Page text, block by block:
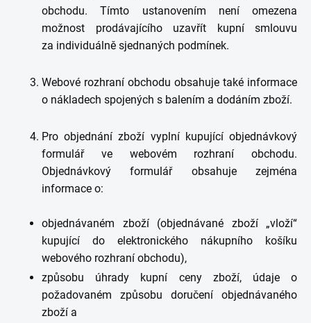
obchodu. Tímto ustanovením není omezena
možnost prodávajícího uzavřít kupní smlouvu
za individuálně sjednaných podmínek.
Webové rozhraní obchodu obsahuje také informace
o nákladech spojených s balením a dodáním zboží.
Pro objednání zboží vyplní kupující objednávkový
formulář ve webovém rozhraní obchodu.
Objednávkový formulář obsahuje zejména
informace o:
objednávaném zboží (objednávané zboží „vloží“
kupující do elektronického nákupního košíku
webového rozhraní obchodu),
způsobu úhrady kupní ceny zboží, údaje o
požadovaném způsobu doručení objednávaného
zboží a